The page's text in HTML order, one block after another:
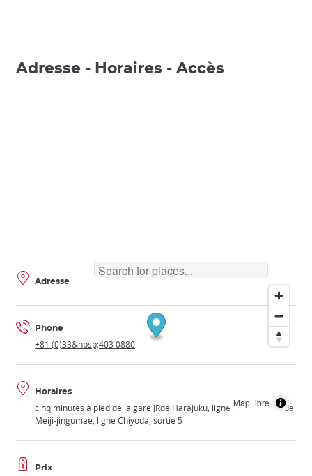
Adresse - Horaires - Accès
MapLibre
Adresse
Phone
+81 (0)33&nbsp;403 0880
Horaires
cinq minutes à pied de la gare JRde Harajuku, ligne Yamanote et de
Meiji-jingumae, ligne Chiyoda, sortie 5
Prix